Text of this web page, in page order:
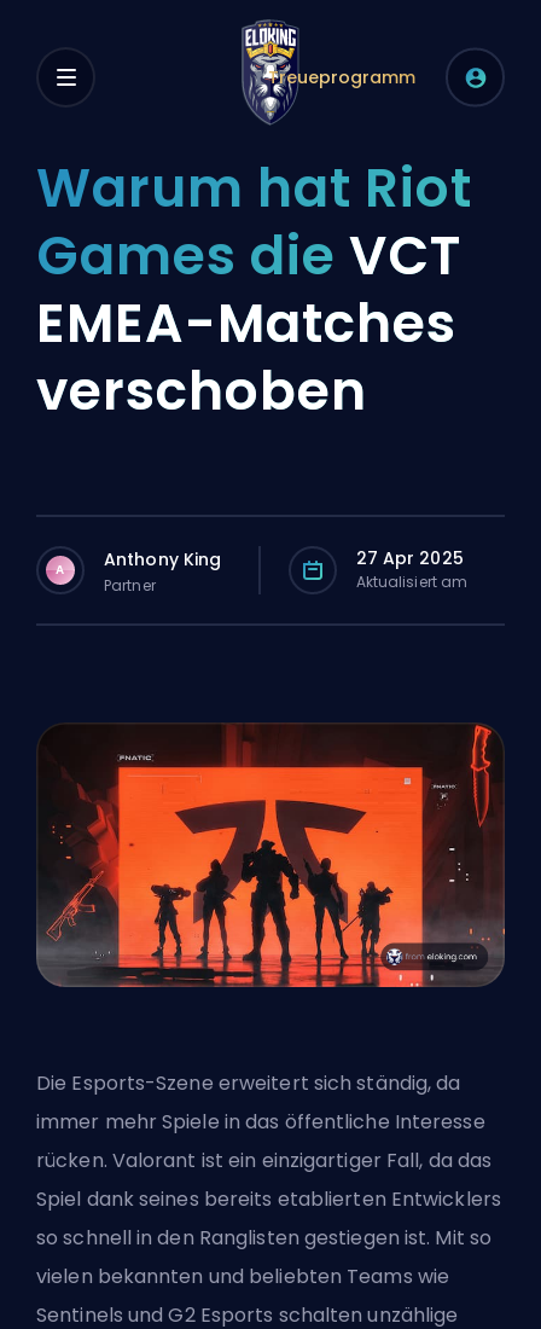
Treueprogramm
Warum hat Riot
Games die VCT
EMEA-Matches
verschoben
A Anthony King
Partner
27 Apr 2025
Aktualisiert am
Die Esports-Szene erweitert sich ständig, da
immer mehr Spiele in das öffentliche Interesse
rücken. Valorant ist ein einzigartiger Fall, da das
Spiel dank seines bereits etablierten Entwicklers
so schnell in den Ranglisten gestiegen ist. Mit so
vielen bekannten und beliebten Teams wie
Sentinels und G2 Esports schalten unzählige